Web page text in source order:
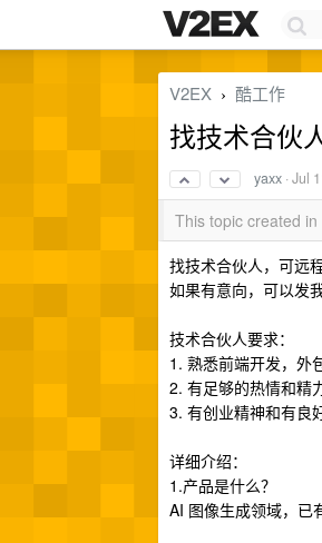
V2EX › 酷工作
找技术合伙
yaxx ·Jul
This topic created
找技术合伙人，可远
如果有意向，可以发
技术合伙人要求：
1. 熟悉前端开发，外
2. 有足够的热情和精
3. 有创业精神和有良
详细介绍：
1.产品是什么？
AI 图像生成领域，已